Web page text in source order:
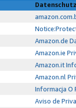
Amazon.de
Amazon.ie
Amazon.it
Amazon.nl
Informacja O
Aviso de